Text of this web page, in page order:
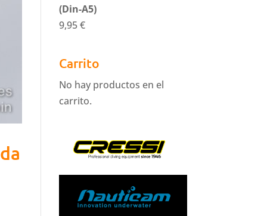
(Din-A5)
9,95€
Carrito
No hay productos en el
carrito.